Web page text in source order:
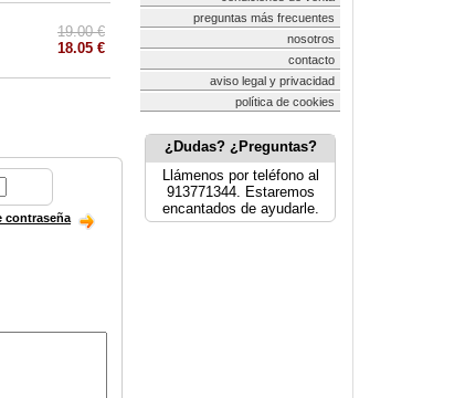
19.00 €
18.05 €
contraseña
preguntas más frecuentes
nosotros
contacto
aviso legal y privacidad
política de cookies
¿Dudas? ¿Preguntas?
Llámenos por teléfono al
913771344. Estaremos
encantados de ayudarle.